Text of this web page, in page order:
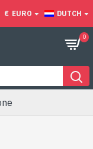
€ EURO DUTCH
0